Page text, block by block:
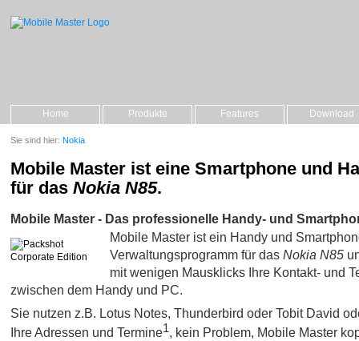
Home Produkte Features Download
Mobile Master ist eine Smartphone und
für das Nokia N85.
Mobile Master - Das professionelle Handy- und
Mobile Master ist ein Handy und
Verwaltungsprogramm für das Nokia N85
mit wenigen Mausklicks Ihre Kontakt- und
zwischen dem Handy und PC.
Sie nutzen z.B. Lotus Notes, Thunderbird oder Tobit David
Ihre Adressen und Termine1, kein Problem, Mobile Master
Sie sind hier: Nokia